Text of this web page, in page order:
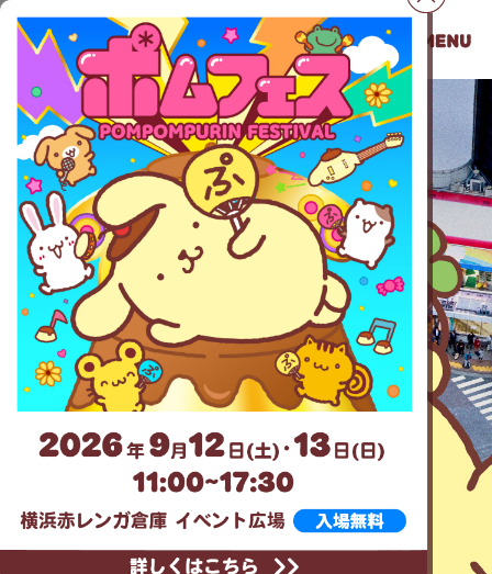
30周年コンセプトムービー
30周年テーマソング
いっしょにしらんぷりん
デザインギャラリー
チームプリン